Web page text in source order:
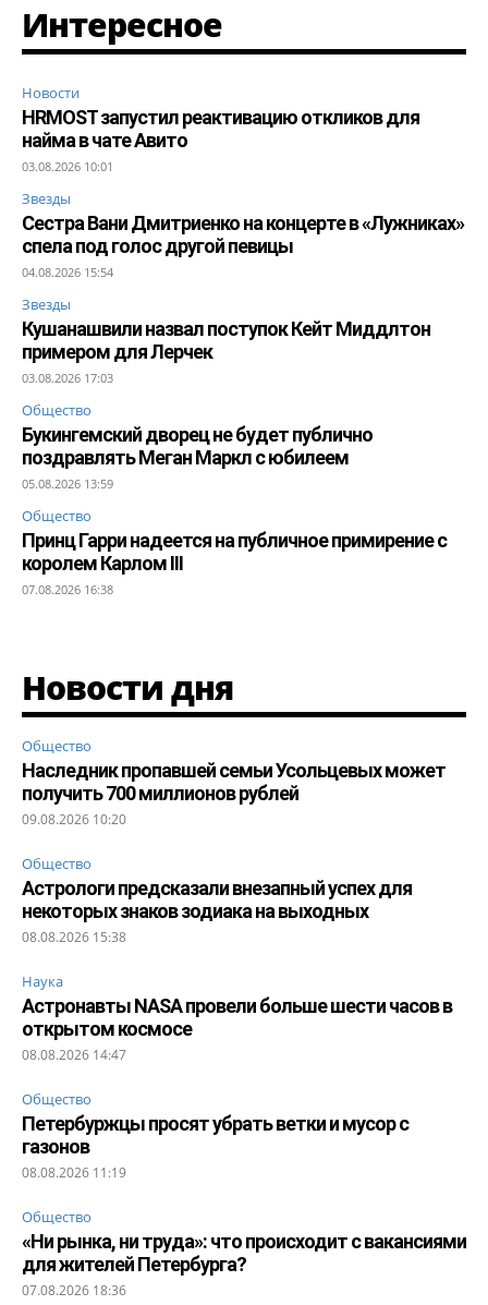
Интересное
Новости
HRMOST запустил реактивацию откликов для
найма в чате Авито
03.08.2026 10:01
Звезды
Сестра Вани Дмитриенко на концерте в «Лужниках»
спела под голос другой певицы
04.08.2026 15:54
Звезды
Кушанашвили назвал поступок Кейт Миддлтон
примером для Лерчек
03.08.2026 17:03
Общество
Букингемский дворец не будет публично
поздравлять Меган Маркл с юбилеем
05.08.2026 13:59
Общество
Принц Гарри надеется на публичное примирение с
королем Карлом III
07.08.2026 16:38
Новости дня
Общество
Наследник пропавшей семьи Усольцевых может
получить 700 миллионов рублей
09.08.2026 10:20
Общество
Астрологи предсказали внезапный успех для
некоторых знаков зодиака на выходных
08.08.2026 15:38
Наука
Астронавты NASA провели больше шести часов в
открытом космосе
08.08.2026 14:47
Общество
Петербуржцы просят убрать ветки и мусор с
газонов
08.08.2026 11:19
Общество
«Ни рынка, ни труда»: что происходит с вакансиями
для жителей Петербурга?
07.08.2026 18:36